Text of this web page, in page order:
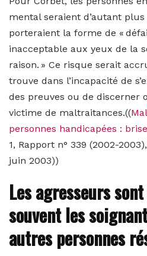
mental seraient d’autant
porteraient la forme de «
inacceptable aux yeux de la
raison. » Ce risque serait
trouve dans l’incapacité de
des preuves ou de discerner
victime de maltraitances.((
personnes handicapées :
1, Rapport n° 339 (2002-
juin 2003))
Les agresseurs
souvent les
autres personnes